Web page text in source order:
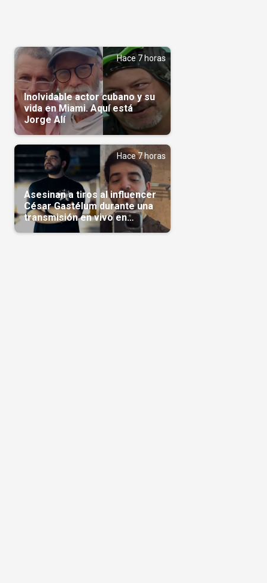
Hace 7 horas
Inolvidable actor cubano y su
vida en Miami. Aquí está
Jorge Alí
Hace 7 horas
Asesinan a tiros al influencer
César Gastélum durante una
transmisión en vivo en
Sinaloa(Video)